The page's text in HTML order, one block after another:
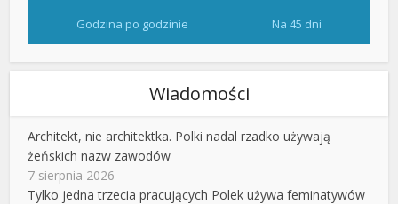
Godzina po godzinie Na 45 dni
Wiadomości
Architekt, nie architektka. Polki nadal rzadko używają
żeńskich nazw zawodów
7 sierpnia 2026
Tylko jedna trzecia pracujących Polek używa feminatywów